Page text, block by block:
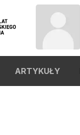
ARTYKUŁY